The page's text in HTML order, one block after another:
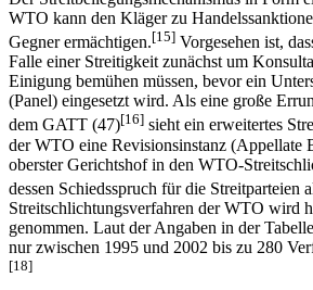
Der Streitbeilegungsmechanismus in Form
WTO kann den Kläger zu
Gegner ermächtigen.[15]Vorgesehen ist,
Falle einer Streitigkeit zunächst um
Einigung bemühen müssen, bevor ein
(Panel) eingesetzt wird. Als eine große
dem GATT (47)[16]sieht ein erweitertes
der WTO eine Revisionsinstanz (Appellate
oberster Gerichtshof in den WTO-
dessen Schiedsspruch für die Streitparteien
Streitschlichtungsverfahren der WTO wird
genommen. Laut der Angaben in der
nur zwischen 1995 und 2002 bis zu 280